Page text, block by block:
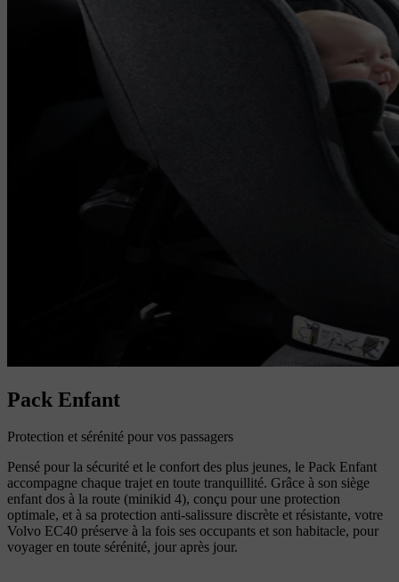
Pack Enfant
Protection et sérénité pour vos passagers
Pensé pour la sécurité et le confort des plus jeunes, le Pack Enfant
accompagne chaque trajet en toute tranquillité. Grâce à son siège
enfant dos à la route (minikid 4), conçu pour une protection
optimale, et à sa protection anti-salissure discrète et résistante, votre
Volvo EC40 préserve à la fois ses occupants et son habitacle, pour
voyager en toute sérénité, jour après jour.